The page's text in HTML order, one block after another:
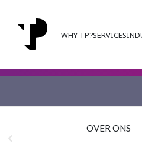
WHY TP?SERVICES
OVER ONS